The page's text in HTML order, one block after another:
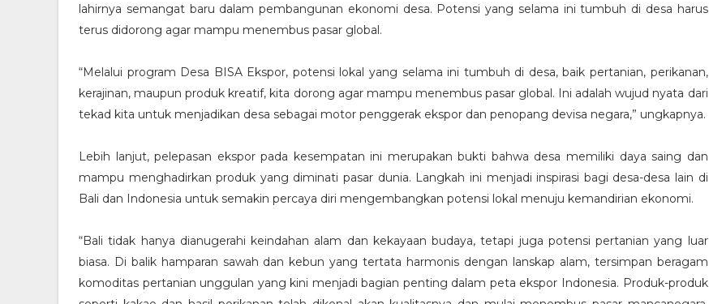
lahirnya semangat baru dalam pembangunan ekonomi desa. Potensi yang selama ini tumbuh di desa harus
terus didorong agar mampu menembus pasar global.
“Melalui program Desa BISA Ekspor, potensi lokal yang selama ini tumbuh di desa, baik pertanian, perikanan,
kerajinan, maupun produk kreatif, kita dorong agar mampu menembus pasar global. Ini adalah wujud nyata dari
tekad kita untuk menjadikan desa sebagai motor penggerak ekspor dan penopang devisa negara,” ungkapnya.
Lebih lanjut, pelepasan ekspor pada kesempatan ini merupakan bukti bahwa desa memiliki daya saing dan
mampu menghadirkan produk yang diminati pasar dunia. Langkah ini menjadi inspirasi bagi desa-desa lain di
Bali dan Indonesia untuk semakin percaya diri mengembangkan potensi lokal menuju kemandirian ekonomi.
“Bali tidak hanya dianugerahi keindahan alam dan kekayaan budaya, tetapi juga potensi pertanian yang luar
biasa. Di balik hamparan sawah dan kebun yang tertata harmonis dengan lanskap alam, tersimpan beragam
komoditas pertanian unggulan yang kini menjadi bagian penting dalam peta ekspor Indonesia. Produk-produk